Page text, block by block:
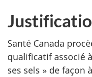
Santé Canada
qualificatif associé
ses sels » de façon